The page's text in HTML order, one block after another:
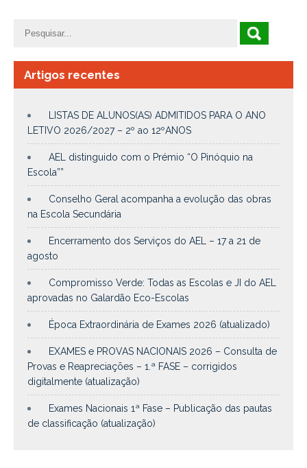
Artigos recentes
LISTAS DE ALUNOS(AS) ADMITIDOS PARA O ANO
LETIVO 2026/2027 – 2º ao 12ºANOS
AEL distinguido com o Prémio “O Pinóquio na
Escola””
Conselho Geral acompanha a evolução das obras
na Escola Secundária
Encerramento dos Serviços do AEL – 17 a 21 de
agosto
Compromisso Verde: Todas as Escolas e JI do AEL
aprovadas no Galardão Eco-Escolas
Época Extraordinária de Exames 2026 (atualizado)
EXAMES e PROVAS NACIONAIS 2026 – Consulta de
Provas e Reapreciações – 1.ª FASE – corrigidos
digitalmente (atualização)
Exames Nacionais 1ª Fase – Publicação das pautas
de classificação (atualização)